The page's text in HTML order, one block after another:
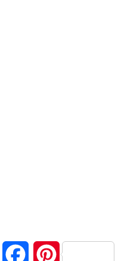
FacebookPinterest